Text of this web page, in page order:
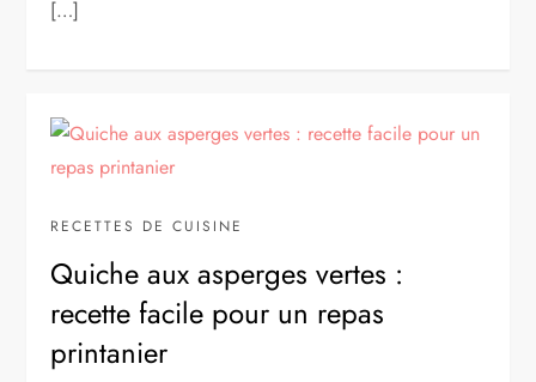
[…]
RECETTES DE CUISINE
Quiche aux asperges vertes :
recette facile pour un repas
printanier